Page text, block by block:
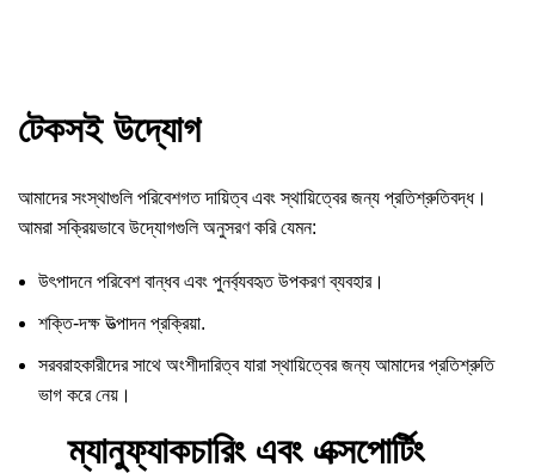
টেকসই উদ্যোগ
আমাদের সংস্থাগুলি পরিবেশগত দায়িত্ব এবং স্থায়িত্বের জন্য প্রতিশ্রুতিবদ্ধ।
আমরা সক্রিয়ভাবে উদ্যোগগুলি অনুসরণ করি যেমন:
উৎপাদনে পরিবেশ বান্ধব এবং পুনর্ব্যবহৃত উপকরণ ব্যবহার।
শক্তি-দক্ষ উত্পাদন প্রক্রিয়া.
সরবরাহকারীদের সাথে অংশীদারিত্ব যারা স্থায়িত্বের জন্য আমাদের প্রতিশ্রুতি
ভাগ করে নেয়।
ম্যানুফ্যাকচারিং এবং এক্সপোর্টিং